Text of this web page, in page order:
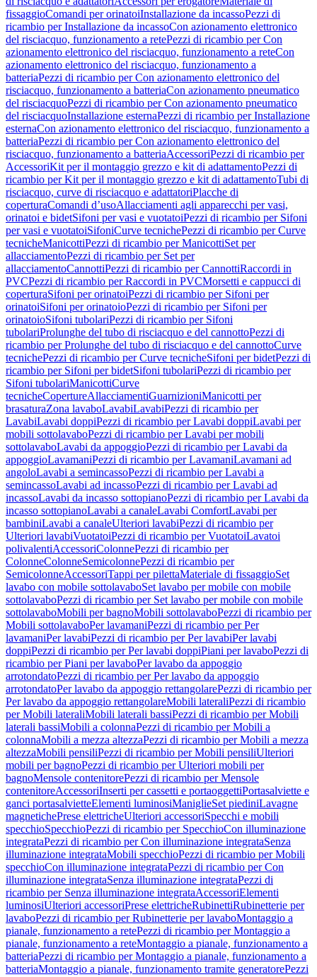
fissaggioComandi per orinatoiInstallazione da incassoPezzi di
ricambio per Installazione da incassoCon azionamento elettronico
del risciacquo, funzionamento a retePezzi di ricambio per Con
azionamento elettronico del risciacquo, funzionamento a reteCon
azionamento elettronico del risciacquo, funzionamento a
batteriaPezzi di ricambio per Con azionamento elettronico del
risciacquo, funzionamento a batteriaCon azionamento pneumatico
del risciacquoPezzi di ricambio per Con azionamento pneumatico
del risciacquoInstallazione esternaPezzi di ricambio per Installazione
esternaCon azionamento elettronico del risciacquo, funzionamento a
batteriaPezzi di ricambio per Con azionamento elettronico del
risciacquo, funzionamento a batteriaAccessoriPezzi di ricambio per
AccessoriKit per il montaggio grezzo e kit di adattamentoPezzi di
ricambio per Kit per il montaggio grezzo e kit di adattamentoTubi di
risciacquo, curve di risciacquo e adattatoriPlacche di
coperturaComandi d’usoAllacciamenti agli apparecchi per vasi,
orinatoi e bidetSifoni per vasi e vuotatoiPezzi di ricambio per Sifoni
per vasi e vuotatoiSifoniCurve tecnichePezzi di ricambio per Curve
tecnicheManicottiPezzi di ricambio per ManicottiSet per
allacciamentoPezzi di ricambio per Set per
allacciamentoCannottiPezzi di ricambio per CannottiRaccordi in
PVCPezzi di ricambio per Raccordi in PVCMorsetti e cappucci di
coperturaSifoni per orinatoiPezzi di ricambio per Sifoni per
orinatoiSifoni per orinatoioPezzi di ricambio per Sifoni per
orinatoioSifoni tubolariPezzi di ricambio per Sifoni
tubolariProlunghe del tubo di risciacquo e del cannottoPezzi di
ricambio per Prolunghe del tubo di risciacquo e del cannottoCurve
tecnichePezzi di ricambio per Curve tecnicheSifoni per bidetPezzi di
ricambio per Sifoni per bidetSifoni tubolariPezzi di ricambio per
Sifoni tubolariManicottiCurve
tecnicheCopertureAllacciamentiGuarnizioniManicotti per
brasaturaZona lavaboLavabiLavabiPezzi di ricambio per
LavabiLavabi doppiPezzi di ricambio per Lavabi doppiLavabi per
mobili sottolavaboPezzi di ricambio per Lavabi per mobili
sottolavaboLavabi da appoggioPezzi di ricambio per Lavabi da
appoggioLavamaniPezzi di ricambio per LavamaniLavamani ad
angoloLavabi a semincassoPezzi di ricambio per Lavabi a
semincassoLavabi ad incassoPezzi di ricambio per Lavabi ad
incassoLavabi da incasso sottopianoPezzi di ricambio per Lavabi da
incasso sottopianoLavabi a canaleLavabi ComfortLavabi per
bambiniLavabi a canaleUlteriori lavabiPezzi di ricambio per
Ulteriori lavabiVuotatoiPezzi di ricambio per VuotatoiLavatoi
polivalentiAccessoriColonnePezzi di ricambio per
ColonneColonneSemicolonnePezzi di ricambio per
SemicolonneAccessoriTappi per pilettaMateriale di fissaggioSet
lavabo con mobile sottolavaboSet lavabo per mobile con mobile
sottolavaboPezzi di ricambio per Set lavabo per mobile con mobile
sottolavaboMobili per bagnoMobili sottolavaboPezzi di ricambio per
Mobili sottolavaboPer lavamaniPezzi di ricambio per Per
lavamaniPer lavabiPezzi di ricambio per Per lavabiPer lavabi
doppiPezzi di ricambio per Per lavabi doppiPiani per lavaboPezzi di
ricambio per Piani per lavaboPer lavabo da appoggio
arrotondatoPezzi di ricambio per Per lavabo da appoggio
arrotondatoPer lavabo da appoggio rettangolarePezzi di ricambio per
Per lavabo da appoggio rettangolareMobili lateraliPezzi di ricambio
per Mobili lateraliMobili laterali bassiPezzi di ricambio per Mobili
laterali bassiMobili a colonnaPezzi di ricambio per Mobili a
colonnaMobili a mezza altezzaPezzi di ricambio per Mobili a mezza
altezzaMobili pensiliPezzi di ricambio per Mobili pensiliUlteriori
mobili per bagnoPezzi di ricambio per Ulteriori mobili per
bagnoMensole contenitorePezzi di ricambio per Mensole
contenitoreAccessoriInserti per cassetti e portaoggettiPortasalviette e
ganci portasalvietteElementi luminosiManiglieSet piediniLavagne
magnetichePrese elettricheUlteriori accessoriSpecchi e mobili
specchioSpecchioPezzi di ricambio per SpecchioCon illuminazione
integrataPezzi di ricambio per Con illuminazione integrataSenza
illuminazione integrataMobili specchioPezzi di ricambio per Mobili
specchioCon illuminazione integrataPezzi di ricambio per Con
illuminazione integrataSenza illuminazione integrataPezzi di
ricambio per Senza illuminazione integrataAccessoriElementi
luminosiUlteriori accessoriPrese elettricheRubinettiRubinetterie per
lavaboPezzi di ricambio per Rubinetterie per lavaboMontaggio a
pianale, funzionamento a retePezzi di ricambio per Montaggio a
pianale, funzionamento a reteMontaggio a pianale, funzionamento a
batteriaPezzi di ricambio per Montaggio a pianale, funzionamento a
batteriaMontaggio a pianale, funzionamento tramite generatorePezzi